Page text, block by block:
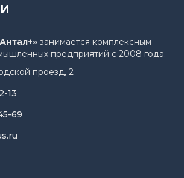
занимается комплексным
предприятий с 2008 года.
проезд, 2
13
69